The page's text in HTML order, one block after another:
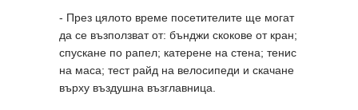
- През цялото време посетителите ще могат
да се възползват от: бънджи скокове от кран;
спускане по рапел; катерене на стена; тенис
на маса; тест райд на велосипеди и скачане
върху въздушна възглавница.